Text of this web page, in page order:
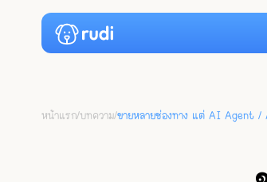
หน้าแรก/บทความ/ขายหลายช่องทาง แต่ AI Agent /